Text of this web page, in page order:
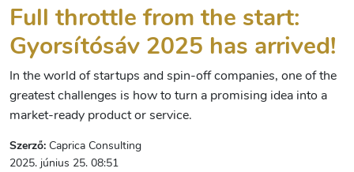
Full throttle from the start:
Gyorsítósáv 2025 has arrived!
In the world of startups and spin-off companies, one of the
greatest challenges is how to turn a promising idea into a
market-ready product or service.
Szerző: Caprica Consulting
2025. június 25. 08:51